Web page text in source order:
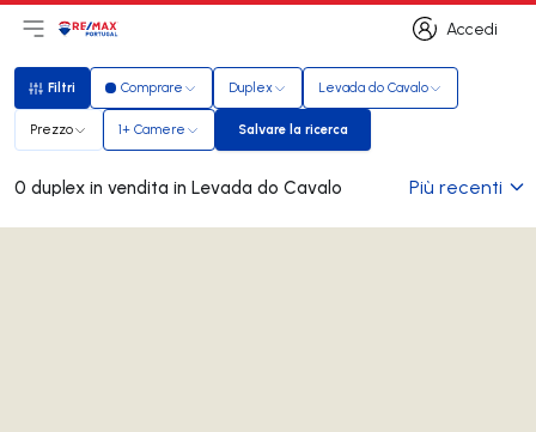
Accedi
Accedi
Apri il menu principale
LogoVai alla homepage
Filtri
Filtri Comprare Duplex Levada do Cavalo
Prezzo 1+ Camere Salvare la ricerca
Salvare la ricerca
0 duplex in vendita in Levada do Cavalo Più recenti